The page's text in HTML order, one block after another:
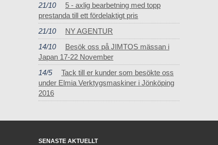
21/10
5 - axlig bearbetning med topp
prestanda till ett fördelaktigt pris
21/10
NY AGENTUR
14/10
Besök oss på JIMTOS mässan i
Japan 17-22 November
14/5
Tack till er kunder som besökte oss
under Elmia Verktygsmaskiner i Jönköping
2016
SENASTE AKTUELLT